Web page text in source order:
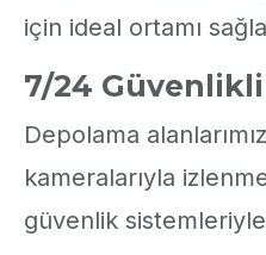
için ideal ortamı
7/24
Depolama
kameralarıyla
güvenlik